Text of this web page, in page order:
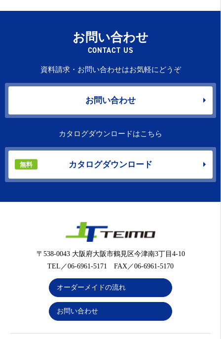
お問い合わせ
CONTACT US
資料請求・お問い合わせはお気軽にどうぞ
お問い合わせ
カタログダウンロードはこちら
無料 カタログダウンロード
〒538-0043 大阪府大阪市鶴見区今津南3丁目4-10
TEL／06-6961-5171 FAX／06-6961-5170
オーダーメイドの流れ
お問い合わせ